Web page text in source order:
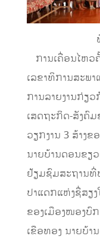
ການເຄື່ອນໄຫວ
ເລຂາທິການສະພ
ການລາຍງານກ່ຽ
ເສດຖະກິດ-ສັງຄົ
ວຽກງານ 3 ສ້າງ
ນາຍບ້ານດອນຂຽ
ຢ້ຽມຊົມສະຖານທີ່
ປາແດກແຫ່ງຊື່ສຽ
ຂອງເມືອງໜອງບົ
ເຂືອທອງ ນາຍບ້າ